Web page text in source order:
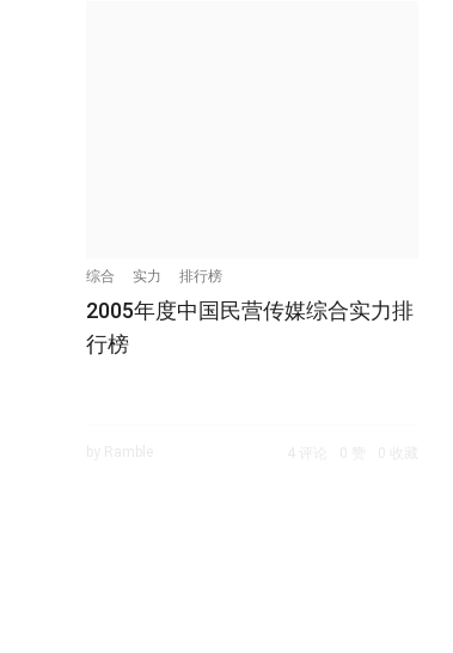
综合 实力 排行榜
2005年度中国民营传媒综合实力排
行榜